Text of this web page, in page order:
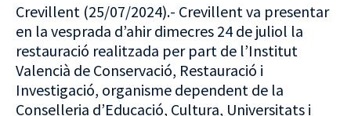
Crevillent (25/07/2024).- Crevillent va presentar
en la vesprada d’ahir dimecres 24 de juliol la
restauració realitzada per part de l’Institut
Valencià de Conservació, Restauració i
Investigació, organisme dependent de la
Conselleria d’Educació, Cultura, Universitats i